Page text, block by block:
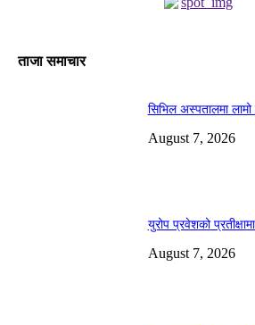
ताजा समाचार
सिभिल अस्पतालमा लामो
August 7, 2026
युरोप प्रवेशको
August 7, 2026